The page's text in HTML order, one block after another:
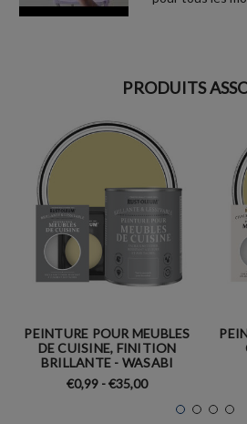
PRODUITS
PEINTURE POUR MEUBLES
DE CUISINE, FINITION
BRILLANTE - WASABI
€0,99 - €35,00